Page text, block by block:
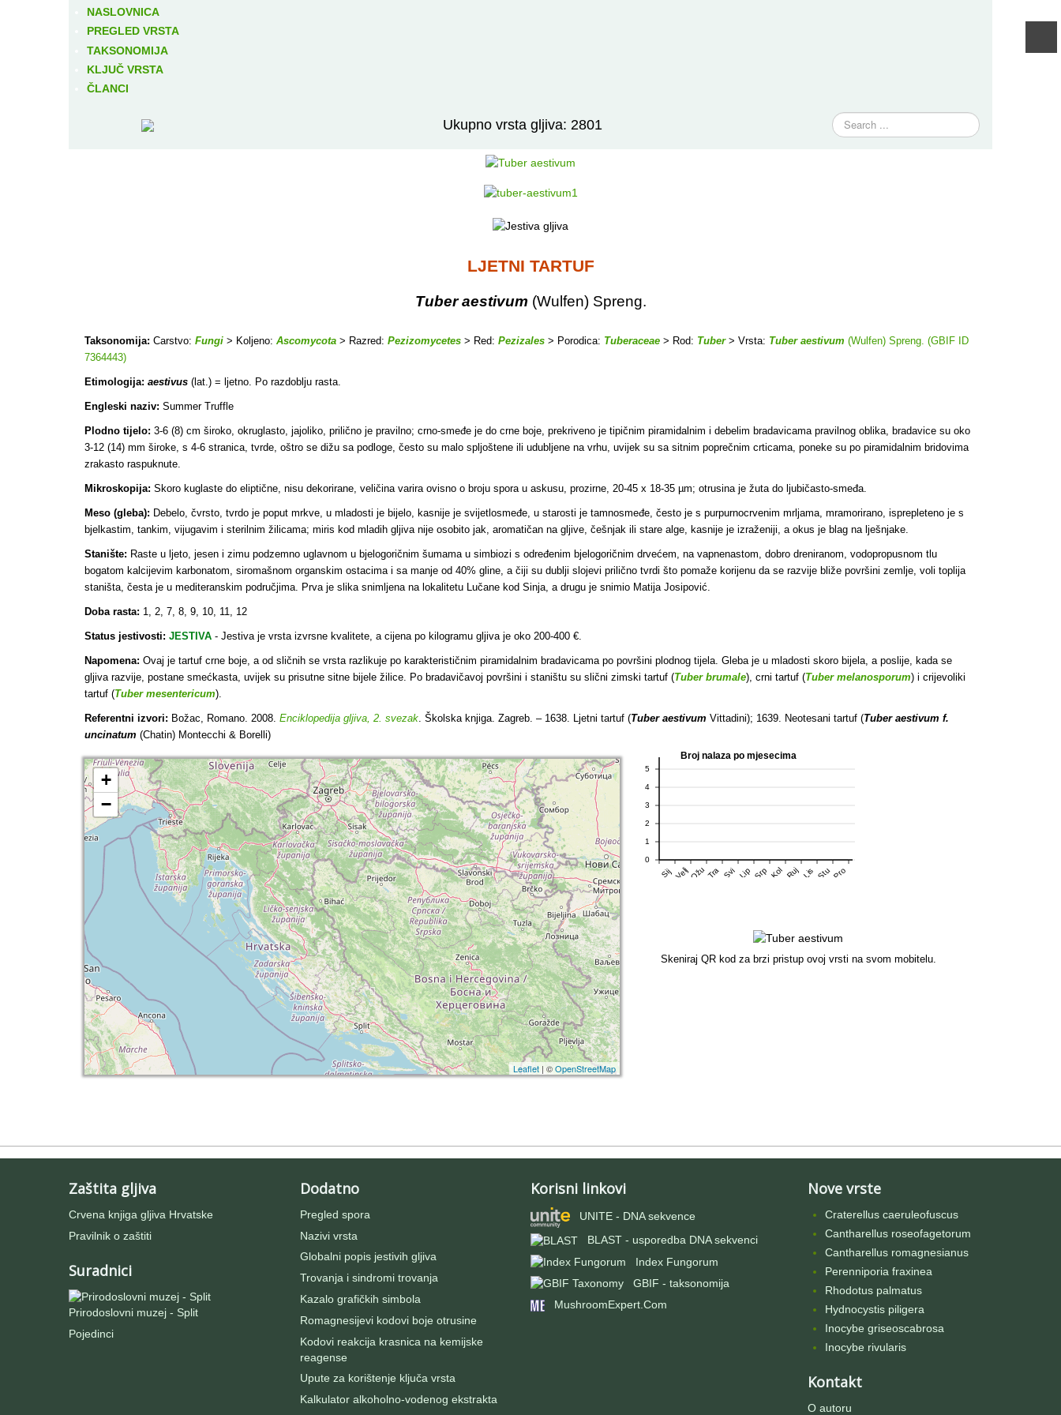
NASLOVNICA
PREGLED VRSTA
TAKSONOMIJA
KLJUČ VRSTA
ČLANCI
Ukupno vrsta gljiva: 2801 Traži
LJETNI TARTUF
Tuber aestivum (Wulfen) Spreng.
Taksonomija: Carstvo: Fungi > Koljeno: Ascomycota > Razred: Pezizomycetes > Red: Pezizales > Porodica: Tuberaceae > Rod: Tuber> Vrsta: Tuber aestivum (Wulfen) Spreng. (GBIF ID
7364443)
Etimologija: aestivus (lat.) = ljetno. Po razdoblju rasta.
Engleski naziv: Summer Truffle
Plodno tijelo: 3-6 (8) cm široko, okruglasto, jajoliko, prilično je pravilno; crno-smeđe je do crne boje, prekriveno je tipičnim piramidalnim i debelim bradavicama pravilnog oblika, bradavice su oko
3-12 (14) mm široke, s 4-6 stranica, tvrde, oštro se dižu sa podloge, često su malo spljoštene ili udubljene na vrhu, uvijek su sa sitnim poprečnim crticama, poneke su po piramidalnim bridovima
zrakasto raspuknute.
Mikroskopija: Skoro kuglaste do eliptične, nisu dekorirane, veličina varira ovisno o broju spora u askusu, prozirne, 20-45 x 18-35 µm; otrusina je žuta do ljubičasto-smeđa.
Meso (gleba): Debelo, čvrsto, tvrdo je poput mrkve, u mladosti je bijelo, kasnije je svijetlosmeđe, u starosti je tamnosmeđe, često je s purpurnocrvenim mrljama, mramorirano, isprepleteno je s
bjelkastim, tankim, vijugavim i sterilnim žilicama; miris kod mladih gljiva nije osobito jak, aromatičan na gljive, češnjak ili stare alge, kasnije je izraženiji, a okus je blag na lješnjake.
Stanište: Raste u ljeto, jesen i zimu podzemno uglavnom u bjelogoričnim šumama u simbiozi s određenim bjelogoričnim drvećem, na vapnenastom, dobro dreniranom, vodopropusnom tlu
bogatom kalcijevim karbonatom, siromašnom organskim ostacima i sa manje od 40% gline, a čiji su dublji slojevi prilično tvrdi što pomaže korijenu da se razvije bliže površini zemlje, voli toplija
staništa, česta je u mediteranskim područjima. Prva je slika snimljena na lokalitetu Lučane kod Sinja, a drugu je snimio Matija Josipović.
Doba rasta: 1, 2, 7, 8, 9, 10, 11, 12
Status jestivosti: JESTIVA - Jestiva je vrsta izvrsne kvalitete, a cijena po kilogramu gljiva je oko 200-400 €.
Napomena: Ovaj je tartuf crne boje, a od sličnih se vrsta razlikuje po karakterističnim piramidalnim bradavicama po površini plodnog tijela. Gleba je u mladosti skoro bijela, a poslije, kada se
gljiva razvije, postane smećkasta, uvijek su prisutne sitne bijele žilice. Po bradavičavoj površini i staništu su slični zimski tartuf (Tuber brumale), crni tartuf (Tuber melanosporum) i crijevoliki
tartuf (Tuber mesentericum).
Referentni izvori: Božac, Romano. 2008. Enciklopedija gljiva, 2. svezak . Školska knjiga. Zagreb. – 1638. Ljetni tartuf (Tuber aestivum Vittadini); 1639. Neotesani tartuf (Tuber aestivum f.
uncinatum (Chatin) Montecchi & Borelli)
+
−
Leaflet | ©OpenStreetMap
Broj nalaza po mjesecima
0
1
2
3
4
5
Sij VeljOžuTra Svi Lip Srp Kol Ruj Lis Stu Pro
Skeniraj QR kod za brzi pristup ovoj vrsti na svom mobitelu.
Zaštita gljiva
Crvena knjiga gljiva Hrvatske
Pravilnik o zaštiti
Suradnici
Prirodoslovni muzej - Split
Pojedinci
Dodatno
Pregled spora
Nazivi vrsta
Globalni popis jestivih gljiva
Trovanja i sindromi trovanja
Kazalo grafičkih simbola
Romagnesijevi kodovi boje otrusine
Kodovi reakcija krasnica na kemijske
reagense
Upute za korištenje ključa vrsta
Kalkulator alkoholno-vodenog ekstrakta
Korisni linkovi
UNITE - DNA sekvence
BLAST - usporedba DNA sekvenci
Index Fungorum
GBIF - taksonomija
MushroomExpert.Com
Nove vrste
Craterellus caeruleofuscus
Cantharellus roseofagetorum
Cantharellus romagnesianus
Perenniporia fraxinea
Rhodotus palmatus
Hydnocystis piligera
Inocybe griseoscabrosa
Inocybe rivularis
Kontakt
O autoru